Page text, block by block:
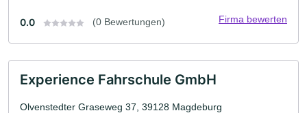
0.0 (0 Bewertungen) Firma bewerten
Experience Fahrschule GmbH
Olvenstedter Graseweg 37, 39128 Magdeburg